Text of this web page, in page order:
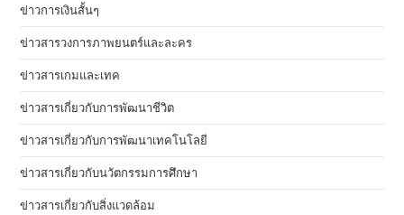
ข่าวการเงินสั้นๆ
ข่าวสารวงการภาพยนตร์และละคร
ข่าวสารเกมและเทค
ข่าวสารเกี่ยวกับการพัฒนาชีวิต
ข่าวสารเกี่ยวกับการพัฒนาเทคโนโลยี
ข่าวสารเกี่ยวกับนวัตกรรมการศึกษา
ข่าวสารเกี่ยวกับสิ่งแวดล้อม